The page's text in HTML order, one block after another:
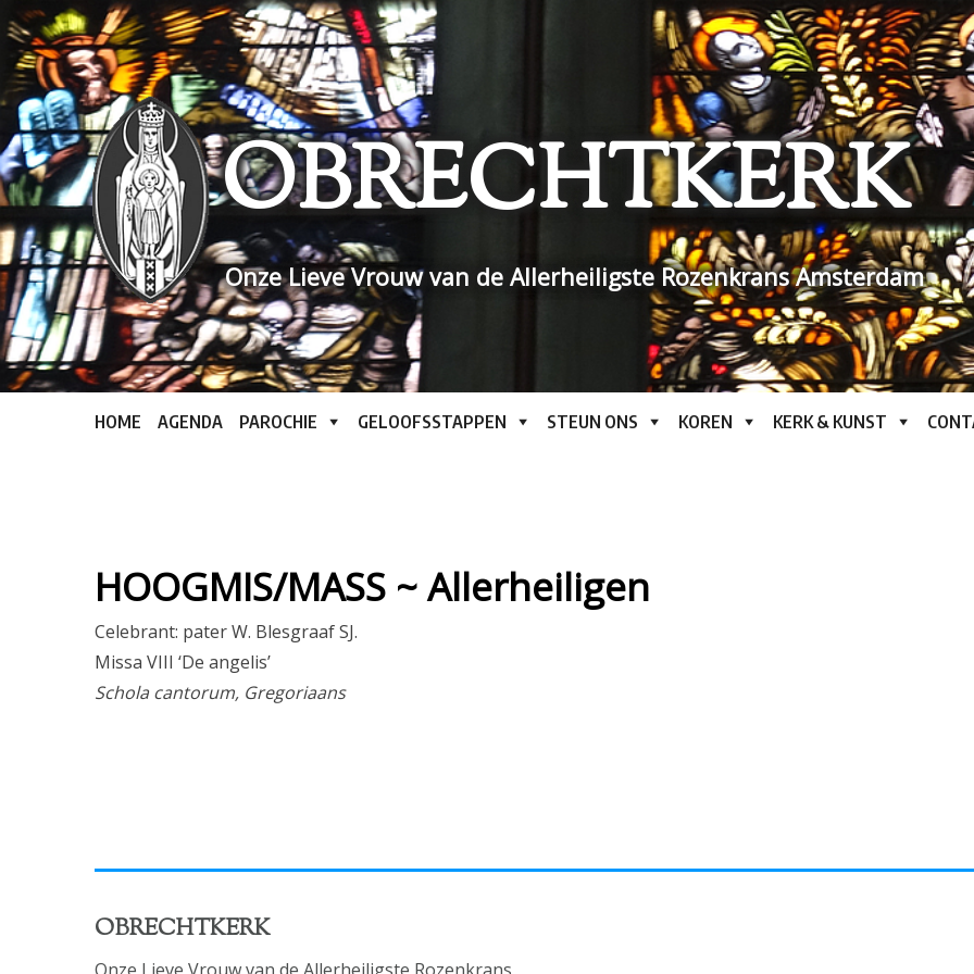
Skip
to
content
OBRECHTKERK
Onze Lieve Vrouw van de Allerheiligste Rozenkrans Amsterdam
HOME AGENDA PAROCHIE GELOOFSSTAPPEN STEUN ONS KOREN KERK & KUNST
HOOGMIS/MASS ~ Allerheiligen
Celebrant: pater W. Blesgraaf SJ.
Missa VIII ‘De angelis’
Schola cantorum, Gregoriaans
OBRECHTKERK